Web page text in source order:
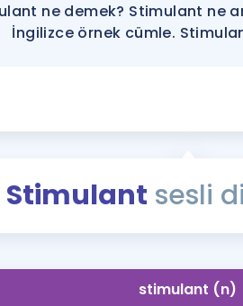
ne demek? Stimulant ne
İngilizce örnek cümle.
Stimulant sesli
stimulant (n)